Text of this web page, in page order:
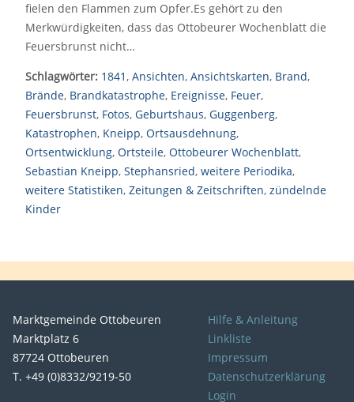
fielen den Flammen zum Opfer.Es gehört zu den
Merkwürdigkeiten, dass das Ottobeurer Wochenblatt die
Feuersbrunst nicht…
Schlagwörter: 1841, Ansichten, Ansichtskarten, Brand,
Brände, Brandkatastrophe, Ereignisse, Feuer,
Feuersbrunst, Fotos, Geburtshaus, Guggenberg,
Katastrophen, Kneipp, Ortsausdehnung,
Ortsentwicklung, Ortsteile, Ottobeurer Wochenblatt,
Sebastian Kneipp, Stephansried, weitere Periodika,
weitere Statistiken, Zeitungen & Zeitschriften, zündelnde
Kinder
Marktgemeinde Ottobeuren
Marktplatz 6
87724 Ottobeuren
T. +49 (0)8332/9219-50
Hilfe & Anleitung
Linkliste
Impressum
Datenschutzerklärung
Login